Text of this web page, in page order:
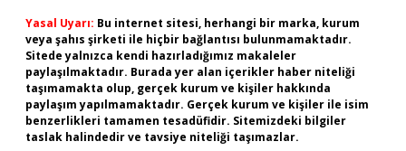
Yasal Uyarı: Bu internet sitesi, herhangi bir marka, kurum
veya şahıs şirketi ile hiçbir bağlantısı bulunmamaktadır.
Sitede yalnızca kendi hazırladığımız makaleler
paylaşılmaktadır. Burada yer alan içerikler haber niteliği
taşımamakta olup, gerçek kurum ve kişiler hakkında
paylaşım yapılmamaktadır. Gerçek kurum ve kişiler ile isim
benzerlikleri tamamen tesadüfidir. Sitemizdeki bilgiler
taslak halindedir ve tavsiye niteliği taşımazlar.